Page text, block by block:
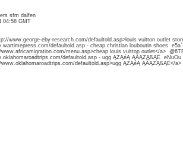
sfm dalfen
04:58 GMT
www.george-eby-research.com/defaultold.asp>louis vuitton outlet
defaultold.asp - cheap christian louboutin shoes
www.africamigration.com/menu.asp>cheap louis vuitton outlet</a>
defaultold.asp - ugg ĄŻĄéĄ·ĄĂĄŻĄßĄË eNuOu
www.oklahomaroadtrips.com/defaultold.asp>ugg ĄŻĄéĄ·ĄĂĄŻĄßĄË</